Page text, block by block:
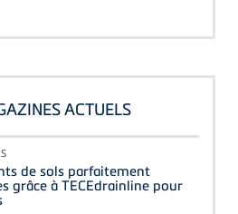
ACTUELS
de sols parfaitement
grâce à TECEdrainline pour